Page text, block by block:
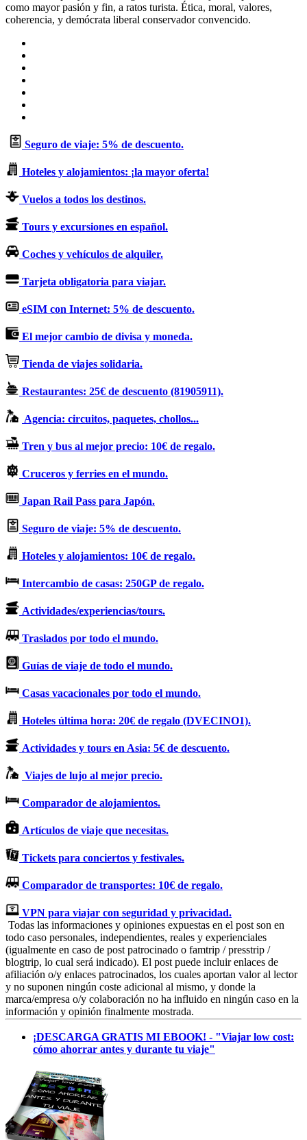
como mayor pasión y fin, a ratos turista. Ética, moral, valores,
coherencia, y demócrata liberal conservador convencido.
Seguro de viaje: 5% de descuento.
Hoteles y alojamientos: ¡la mayor oferta!
Vuelos a todos los destinos.
Tours y excursiones en español.
Coches y vehículos de alquiler.
Tarjeta obligatoria para viajar.
eSIM con Internet: 5% de descuento.
El mejor cambio de divisa y moneda.
Tienda de viajes solidaria.
Restaurantes: 25€ de descuento (81905911).
Agencia: circuitos, paquetes, chollos...
Tren y bus al mejor precio: 10€ de regalo.
Cruceros y ferries en el mundo.
Japan Rail Pass para Japón.
Seguro de viaje: 5% de descuento.
Hoteles y alojamientos: 10€ de regalo.
Intercambio de casas: 250GP de regalo.
Actividades/experiencias/tours.
Traslados por todo el mundo.
Guías de viaje de todo el mundo.
Casas vacacionales por todo el mundo.
Hoteles última hora: 20€ de regalo (DVECINO1).
Actividades y tours en Asia: 5€ de descuento.
Viajes de lujo al mejor precio.
Comparador de alojamientos.
Artículos de viaje que necesitas.
Tickets para conciertos y festivales.
Comparador de transportes: 10€ de regalo.
VPN para viajar con seguridad y privacidad.
Todas las informaciones y opiniones expuestas en el post son en
todo caso personales, independientes, reales y experienciales
(igualmente en caso de post patrocinado o famtrip / presstrip /
blogtrip, lo cual será indicado). El post puede incluir enlaces de
afiliación o/y enlaces patrocinados, los cuales aportan valor al lector
y no suponen ningún coste adicional al mismo, y donde la
marca/empresa o/y colaboración no ha influido en ningún caso en la
información y opinión finalmente mostrada.
¡DESCARGA GRATIS MI EBOOK! - "Viajar low cost:
cómo ahorrar antes y durante tu viaje"